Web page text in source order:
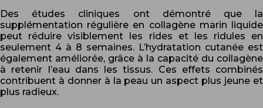
Des études cliniques ont démontré que la
supplémentation régulière en collagène marin liquide
peut réduire visiblement les rides et les ridules en
seulement 4 à 8 semaines. L’hydratation cutanée est
également améliorée, grâce à la capacité du collagène
à retenir l’eau dans les tissus. Ces effets combinés
contribuent à donner à la peau un aspect plus jeune et
plus radieux.